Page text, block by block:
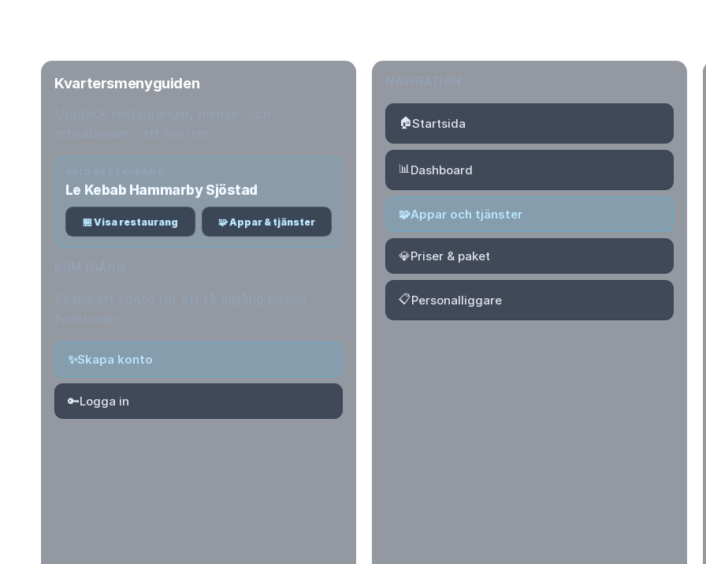
Kvartersmenyguiden
Le Kebab Hammarby Sjöstad
🏪 Visa restaurang 🧩 Appar & tjänster
✨Skapa konto
🔑Logga in
🏠Startsida
📊Dashboard
🧩Appar och tjänster
💎Priser & paket
📋Personalliggare